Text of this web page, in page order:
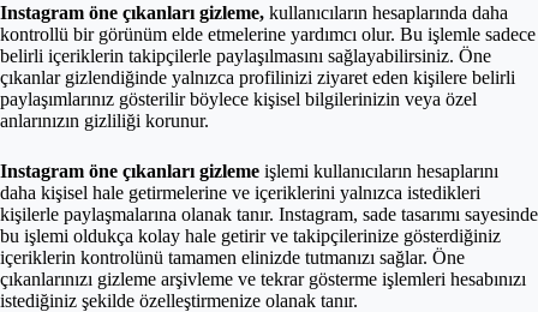
Instagram öne çıkanları gizleme, kullanıcıların hesaplarında daha
kontrollü bir görünüm elde etmelerine yardımcı olur. Bu işlemle sadece
belirli içeriklerin takipçilerle paylaşılmasını sağlayabilirsiniz. Öne
çıkanlar gizlendiğinde yalnızca profilinizi ziyaret eden kişilere belirli
paylaşımlarınız gösterilir böylece kişisel bilgilerinizin veya özel
anlarınızın gizliliği korunur.
Instagram öne çıkanları gizleme işlemi kullanıcıların hesaplarını
daha kişisel hale getirmelerine ve içeriklerini yalnızca istedikleri
kişilerle paylaşmalarına olanak tanır. Instagram, sade tasarımı sayesinde
bu işlemi oldukça kolay hale getirir ve takipçilerinize gösterdiğiniz
içeriklerin kontrolünü tamamen elinizde tutmanızı sağlar. Öne
çıkanlarınızı gizleme arşivleme ve tekrar gösterme işlemleri hesabınızı
istediğiniz şekilde özelleştirmenize olanak tanır.